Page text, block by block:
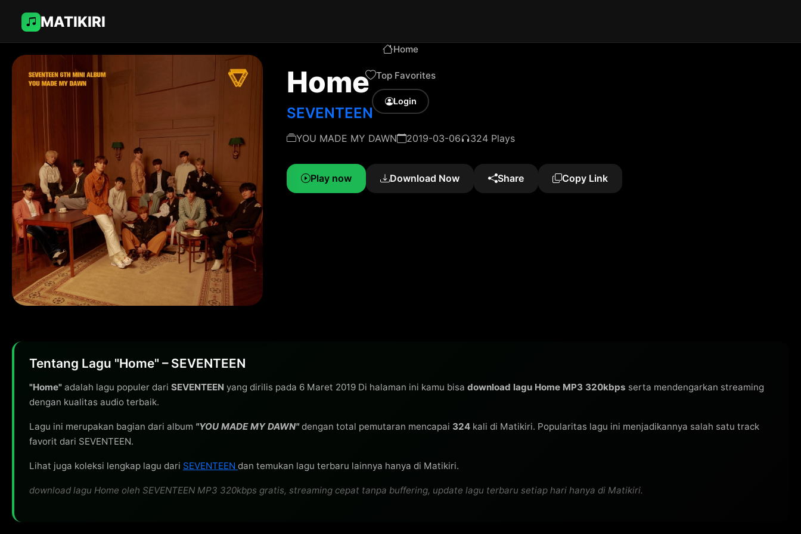
MATIKIRI
Home
Top Favorites
Login
Home
SEVENTEEN
YOU MADE MY DAWN 2019-03-06 324 Plays
Play now Download Now Share Copy Link
Tentang Lagu "Home" – SEVENTEEN
"Home" adalah lagu populer dari SEVENTEEN yang dirilis pada 6 Maret 2019 Di halaman ini kamu bisa download lagu Home MP3 320kbps serta mendengarkan streaming
dengan kualitas audio terbaik.
Lagu ini merupakan bagian dari album "YOU MADE MY DAWN"dengan total pemutaran mencapai 324 kali di Matikiri. Popularitas lagu ini menjadikannya salah satu track
favorit dari SEVENTEEN.
Lihat juga koleksi lengkap lagu dari SEVENTEEN dan temukan lagu terbaru lainnya hanya di Matikiri.
download lagu Home oleh SEVENTEEN MP3 320kbps gratis, streaming cepat tanpa buffering, update lagu terbaru setiap hari hanya di Matikiri.